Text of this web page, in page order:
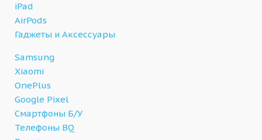
iPad
AirPods
Гаджеты и Аксессуары
Samsung
Xiaomi
OnePlus
Google Pixel
Смартфоны Б/У
Телефоны BQ